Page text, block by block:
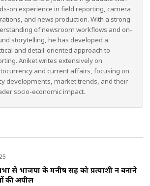
on experience in field reporting, camera
and news production. With a strong
of newsroom workflows and on-
storytelling, he has developed a
and detail-oriented approach to
Aniket writes extensively on
and current affairs, focusing on
developments, market trends, and their
socio-economic impact.
से भाजपा के मनीष सिंह को प्रत्याशी न बनाने
की अपील